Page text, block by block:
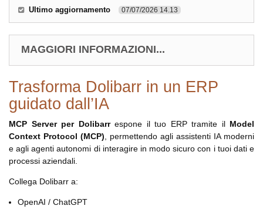
Ultimo aggiornamento 07/07/2026 14.13
MAGGIORI INFORMAZIONI...
Trasforma Dolibarr in un ERP
guidato dall’IA
MCP Server per Dolibarrespone il tuo ERP tramite il Model
Context Protocol (MCP), permettendo agli assistenti IA moderni
e agli agenti autonomi di interagire in modo sicuro con i tuoi dati e
processi aziendali.
Collega Dolibarr a:
OpenAI / ChatGPT